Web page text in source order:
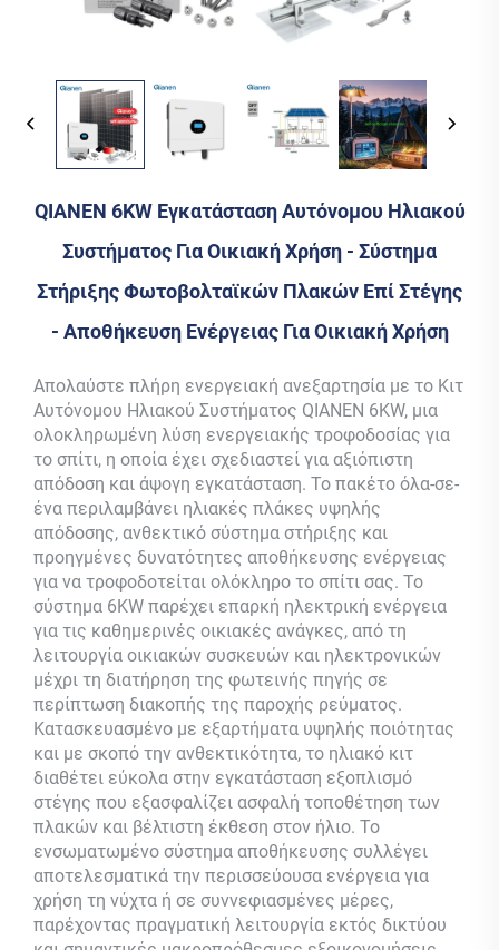
QIANEN 6KW Εγκατάσταση Αυτόνομου Ηλιακού
Συστήματος Για Οικιακή Χρήση - Σύστημα
Στήριξης Φωτοβολταϊκών Πλακών Επί Στέγης
- Αποθήκευση Ενέργειας Για Οικιακή Χρήση
Απολαύστε πλήρη ενεργειακή ανεξαρτησία με το Κιτ
Αυτόνομου Ηλιακού Συστήματος QIANEN 6KW, μια
ολοκληρωμένη λύση ενεργειακής τροφοδοσίας για
το σπίτι, η οποία έχει σχεδιαστεί για αξιόπιστη
απόδοση και άψογη εγκατάσταση. Το πακέτο όλα-σε-
ένα περιλαμβάνει ηλιακές πλάκες υψηλής
απόδοσης, ανθεκτικό σύστημα στήριξης και
προηγμένες δυνατότητες αποθήκευσης ενέργειας
για να τροφοδοτείται ολόκληρο το σπίτι σας. Το
σύστημα 6KW παρέχει επαρκή ηλεκτρική ενέργεια
για τις καθημερινές οικιακές ανάγκες, από τη
λειτουργία οικιακών συσκευών και ηλεκτρονικών
μέχρι τη διατήρηση της φωτεινής πηγής σε
περίπτωση διακοπής της παροχής ρεύματος.
Κατασκευασμένο με εξαρτήματα υψηλής ποιότητας
και με σκοπό την ανθεκτικότητα, το ηλιακό κιτ
διαθέτει εύκολα στην εγκατάσταση εξοπλισμό
στέγης που εξασφαλίζει ασφαλή τοποθέτηση των
πλακών και βέλτιστη έκθεση στον ήλιο. Το
ενσωματωμένο σύστημα αποθήκευσης συλλέγει
αποτελεσματικά την περισσεύουσα ενέργεια για
χρήση τη νύχτα ή σε συννεφιασμένες μέρες,
παρέχοντας πραγματική λειτουργία εκτός δικτύου